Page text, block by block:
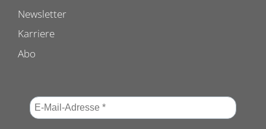
Newsletter
Karriere
Abo